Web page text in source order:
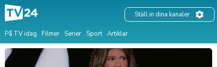
På TV idag Filmer Serier Sport Artiklar
Ställ in dina kanaler